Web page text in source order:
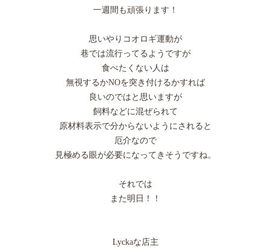
一週間も頑張ります！
思いやりコオロギ運動が
巷では流行ってるようですが
食べたくない人は
無視するかNOを突き付けるかすれば
良いのではと思いますが
飼料などに混ぜられて
原材料表示で分からないようにされると
厄介なので
見極める眼が必要になってきそうですね。
それでは
また明日！！
Lyckaな店主